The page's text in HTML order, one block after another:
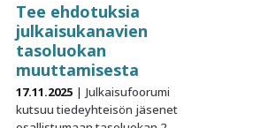
Tee ehdotuksia
julkaisukanavien
tasoluokan
muuttamisesta
17.11.2025
Julkaisufoorumi
kutsuu tiedeyhteisön jäsenet